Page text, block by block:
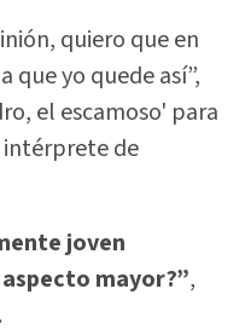
quiero que en
yo quede así”,
el escamoso' para
de
joven
mayor?”,